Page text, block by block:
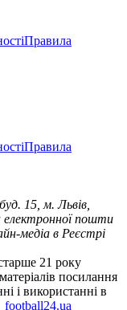
Правила
Правила
15, м. Львів,
електронної пошти
медіа в Реєстрі
21 року
посилання
і використанні в
football24.ua